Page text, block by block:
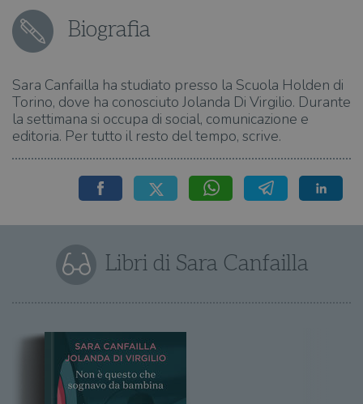
Biografia
Sara Canfailla ha studiato presso la Scuola Holden di
Torino, dove ha conosciuto Jolanda Di Virgilio. Durante
la settimana si occupa di social, comunicazione e
editoria. Per tutto il resto del tempo, scrive.
Libri di Sara Canfailla